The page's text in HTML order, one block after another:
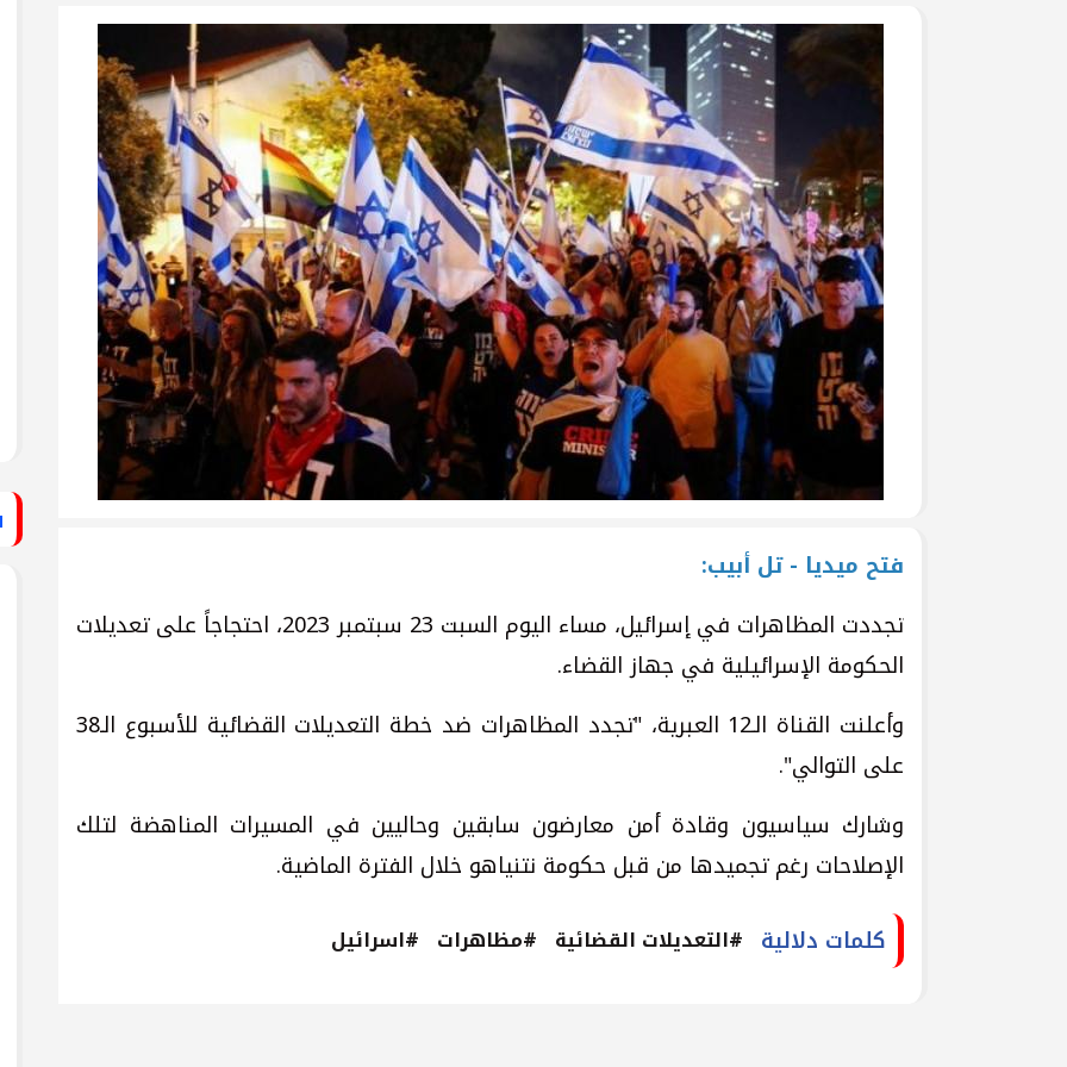
وفد من تيار الإصلاح الديمقراطي يساند الصحفيين بزيارة لقناة الكوفية
ومشاركة في وقفة تضامنية
تيار الإصلاح الديمقراطي في حركة فتح بمحافظة خان يونس ينظم لقاءً
لتكريم أسر الشهداء
تيار الإصلاح الديمقراطي في حركة فتح بمحافظة رفح يطلق حملة
(العهد والوفاء) لأسر الشهداء
تيار الإصلاح الديمقراطي يُطلق حملة إلكترونية دعمًا للأسرى بمناسبة
يوم الأسير الفلسطيني
بالصور: تيار الإصلاح الديمقراطي يطلق حملة إلكترونية رفضًا لمشروع
قانون إعدام الأسرى الفلسطينيين في سجون الاحتلال
فتح ميديا - تل أبيب:
تجددت المظاهرات في إسرائيل، مساء اليوم السبت 23 سبتمبر 2023، احتجاجاً على تعديلات
الحكومة الإسرائيلية في جهاز القضاء.
وأعلنت القناة الـ12 العبرية، "تجدد المظاهرات ضد خطة التعديلات القضائية للأسبوع الـ38
على التوالي".
وشارك سياسيون وقادة أمن معارضون سابقين وحاليين في المسيرات المناهضة لتلك
الإصلاحات رغم تجميدها من قبل حكومة نتنياهو خلال الفترة الماضية.
كلمات دلالية #التعديلات القضائية #مظاهرات #اسرائيل
فيديو: لقاء مع القيادي
الفلسطيني محمد دحلان
برنامج قصارى القول على
قناة روسـيــا اليوم
دلياني: الاحتلال يسعى
للتغطية على جرائمه بقطع
الاتصالات عن غزة